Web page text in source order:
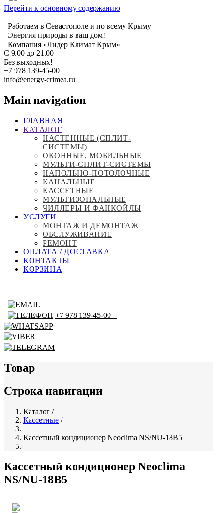
Перейти к основному содержанию
Работаем в Севастополе и по всему Крыму
Энергия природы в ваш дом!
Компания «Лидер Климат Крым»
С 9.00 до 21.00
Без выходных!
+7 978 139-45-00
info@energy-crimea.ru
Main navigation
ГЛАВНАЯ
КАТАЛОГ
НАСТЕННЫЕ (СПЛИТ-
СИСТЕМЫ)
ОКОННЫЕ, МОБИЛЬНЫЕ
МУЛЬТИ-СПЛИТ-СИСТЕМЫ
НАПОЛЬНО-ПОТОЛОЧНЫЕ
КАНАЛЬНЫЕ
КАССЕТНЫЕ
МУЛЬТИЗОНАЛЬНЫЕ
ЧИЛЛЕРЫ И ФАНКОЙЛЫ
УСЛУГИ
МОНТАЖ И ДЕМОНТАЖ
ОБСЛУЖИВАНИЕ
РЕМОНТ
ОПЛАТА / ДОСТАВКА
КОНТАКТЫ
КОРЗИНА
+7 978 139-45-00
Товар
Строка навигации
Каталог /
Кассетные /
Кассетный кондиционер Neoclima NS/NU-18B5
Кассетный кондиционер Neoclima
NS/NU-18B5